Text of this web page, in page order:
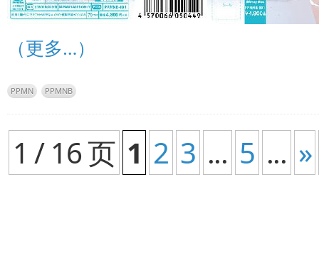
（更多…）
PPMN PPMNB
1 / 16 页 1 2 3 ... 5 ... »